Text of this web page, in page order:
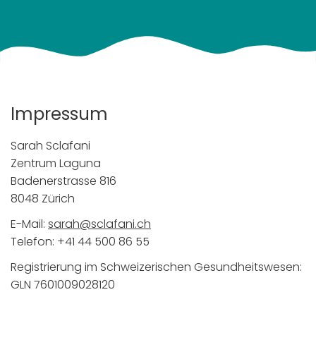
Impressum
Sarah Sclafani
Zentrum Laguna
Badenerstrasse 816
8048 Zürich
E-Mail: hc.inafalcs@haras
Telefon: +41 44 500 86 55
Registrierung im Schweizerischen Gesundheitswesen:
GLN 7601009028120